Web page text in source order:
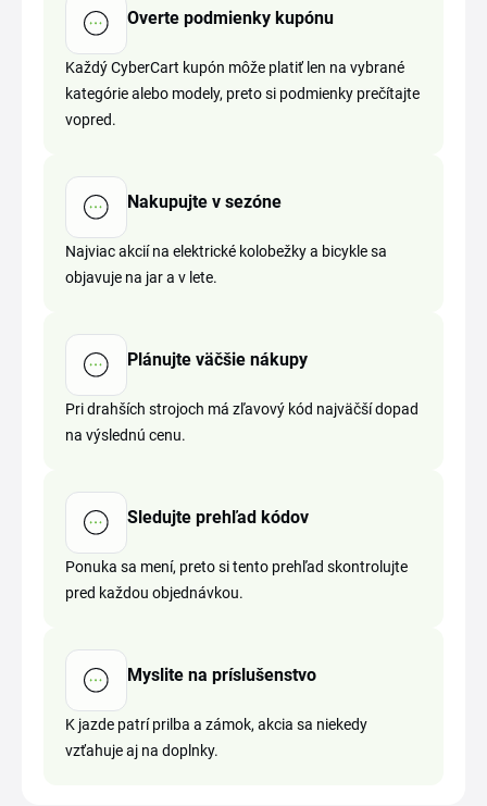
Overte podmienky kupónu
Každý CyberCart kupón môže platiť len na vybrané
kategórie alebo modely, preto si podmienky prečítajte
vopred.
Nakupujte v sezóne
Najviac akcií na elektrické kolobežky a bicykle sa
objavuje na jar a v lete.
Plánujte väčšie nákupy
Pri drahších strojoch má zľavový kód najväčší dopad
na výslednú cenu.
Sledujte prehľad kódov
Ponuka sa mení, preto si tento prehľad skontrolujte
pred každou objednávkou.
Myslite na príslušenstvo
K jazde patrí prilba a zámok, akcia sa niekedy
vzťahuje aj na doplnky.